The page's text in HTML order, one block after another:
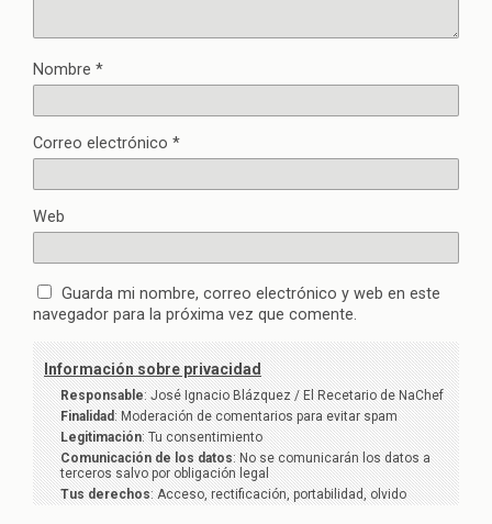
Nombre *
Correo electrónico *
Web
Guarda mi nombre, correo electrónico y web en este
navegador para la próxima vez que comente.
Información sobre privacidad
Responsable: José Ignacio Blázquez / El Recetario de NaChef
Finalidad: Moderación de comentarios para evitar spam
Legitimación: Tu consentimiento
Comunicación de los datos: No se comunicarán los datos a
terceros salvo por obligación legal
Tus derechos: Acceso, rectificación, portabilidad, olvido